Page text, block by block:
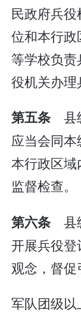
民政府兵
位和本行
等学校负
役机关办理
第五条县
应当会同
本行政区
监督检查。
第六条县
开展兵役
观念，督促
军队团级